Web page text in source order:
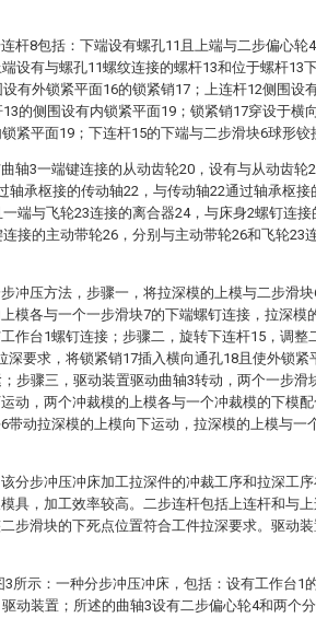
杆8包括：下端设有螺孔11且上端与二步偏心轮
设有与螺孔11螺纹连接的螺杆13和位于螺杆13
有外锁紧平面16的锁紧销17；上连杆12侧围设
的侧围设有内锁紧平面19；锁紧销17穿设于横
紧平面19；下连杆15的下端与二步滑块6球形铰
轴3一端键连接的从动齿轮20，设有与从动齿轮
轴承枢接的传动轴22，与传动轴22通过轴承枢接
端与飞轮23连接的离合器24，与床身2螺钉连接
接的主动带轮26，分别与主动带轮26和飞轮23
冲压方法，步骤一，将拉深模的上模与二步滑
模各与一个一步滑块7的下端螺钉连接，拉深模
作台1螺钉连接；步骤二，旋转下连杆15，调整
深要求，将锁紧销17插入横向通孔18且使外锁紧
步骤三，驱动装置驱动曲轴3转动，两个一步滑
动，两个冲裁模的上模各与一个冲裁模的下模
带动拉深模的上模向下运动，拉深模的上模与一
分步冲压冲床加工拉深件的冲裁工序和拉深工
具，加工效率较高。二步连杆包括上连杆和与
步滑块的下死点位置符合工件拉深要求。驱动
所示：一种分步冲压冲床，包括：设有工作台1
动装置；所述的曲轴3设有二步偏心轮4和两个